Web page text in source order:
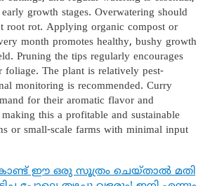
growth stages. Overwatering should
root rot. Applying organic compost or
month promotes healthy, bushy growth
Pruning the tips regularly encourages
foliage. The plant is relatively pest-
monitoring is recommended. Curry
for their aromatic flavor and
this a profitable and sustainable
or small-scale farms with minimal input
കൊണ്ട് ഈ ഒരു സൂത്രം ചെയ്താൽ മതി